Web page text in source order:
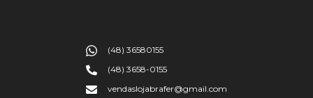
(48) 36580155
(48) 3658-0155
vendaslojabrafer@gmail.com